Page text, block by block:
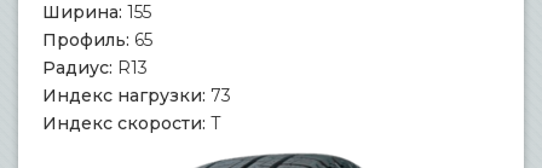
Ширина: 155
Профиль: 65
Радиус: R13
Индекс нагрузки: 73
Индекс скорости: T